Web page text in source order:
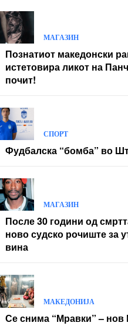
МАГАЗИН
Познатиот македонски
истетовира ликот на
почит!
СПОРТ
Фудбалска “бомба” во
МАГАЗИН
После 30 години од
ново судско рочиште за
вина
МАКЕДОНИЈА
Се снима “Мравки” – нов